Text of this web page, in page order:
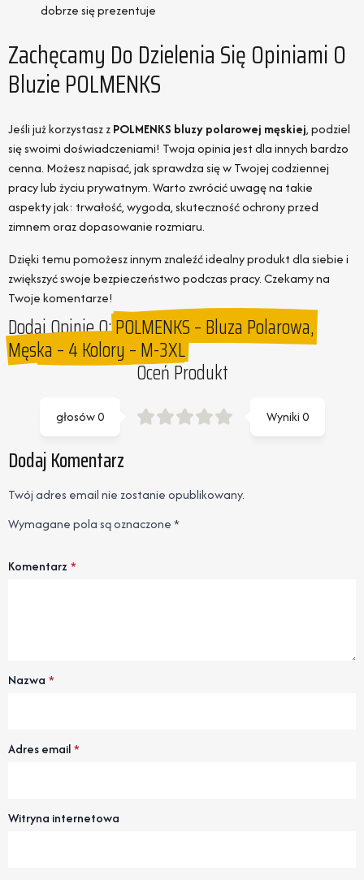
dobrze się prezentuje
Zachęcamy Do Dzielenia Się Opiniami O
Bluzie POLMENKS
Jeśli już korzystasz zPOLMENKS bluzy polarowej męskiej, podziel
się swoimi doświadczeniami! Twoja opinia jest dla innych bardzo
cenna. Możesz napisać, jak sprawdza się w Twojej codziennej
pracy lub życiu prywatnym. Warto zwrócić uwagę na takie
aspekty jak: trwałość, wygoda, skuteczność ochrony przed
zimnem oraz dopasowanie rozmiaru.
Dzięki temu pomożesz innym znaleźć idealny produkt dla siebie i
zwiększyć swoje bezpieczeństwo podczas pracy. Czekamy na
Twoje komentarze!
Dodaj Opinie O:POLMENKS – Bluza Polarowa,
Męska – 4 Kolory – M-3XL
Oceń Produkt
Wyniki0
głosów0
Dodaj Komentarz
Twój adres email nie zostanie opublikowany.
Wymagane pola są oznaczone*
Komentarz *
Nazwa *
Adres email*
Witryna internetowa